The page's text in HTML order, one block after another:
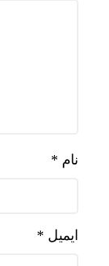
نام *
ایمیل *